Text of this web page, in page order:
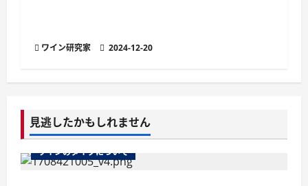
ワイン研究家 2024-12-20
見逃したかもしれません
ワインのタイプについて